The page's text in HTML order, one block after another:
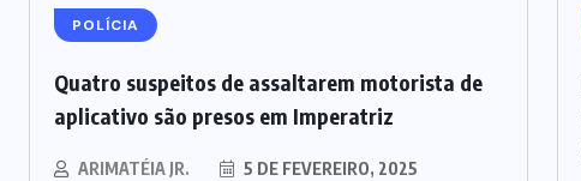
POLÍCIA
Quatro suspeitos de assaltarem motorista de
aplicativo são presos em Imperatriz
ARIMATÉIA JR. 5 DE FEVEREIRO, 2025